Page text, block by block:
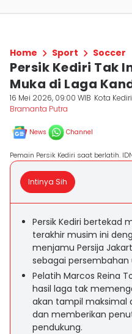
Home Sport Soccer
Persik Kediri Tak
Muka di Laga
16 Mei 2026, 09:00 WIB Kota Kediri
Bramanta Putra
News Channel
Pemain Persik Kediri saat berlatih.
Intinya Sih
Persik Kediri bertekad
terakhir musim ini
menjamu Persija
sebagai
Pelatih Marcos Reina
hasil laga tak
akan tampil maksimal
dan memberikan
pendukung.